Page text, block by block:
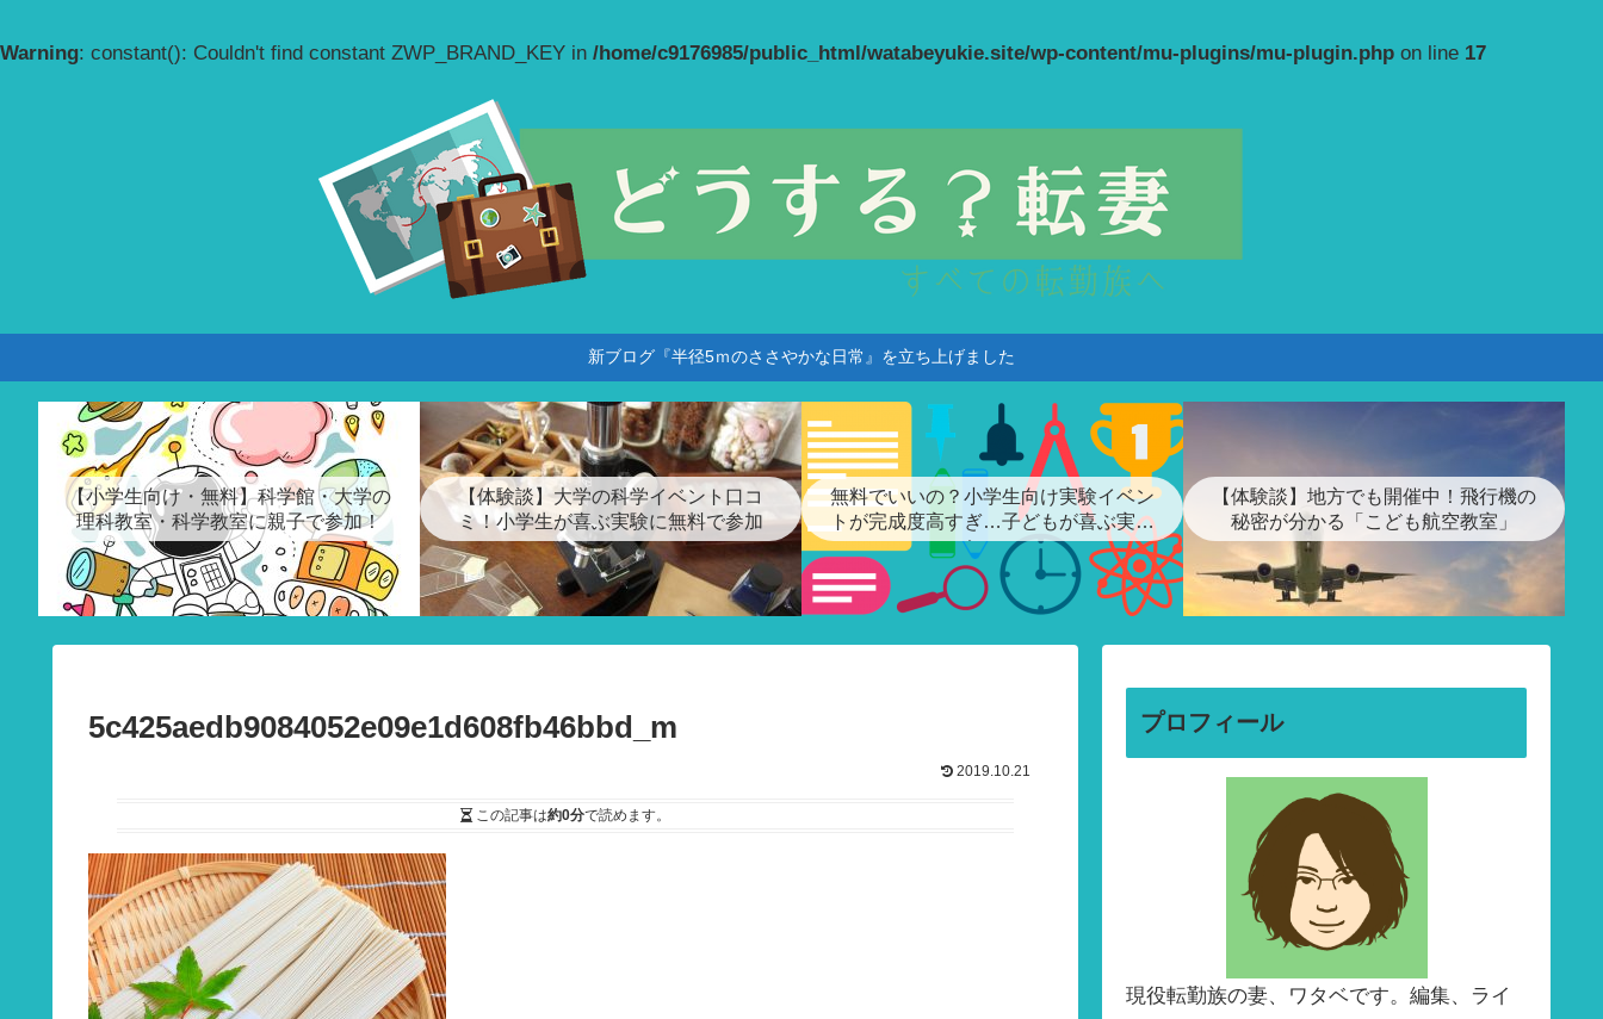
Warning: constant(): Couldn't find constant ZWP_BRAND_KEY in /home/c9176985/public_html/watabeyukie.site/wp-content/mu-plugins/mu-plugin.php on line 17
新ブログ『半径5ｍのささやかな日常』を立ち上げました
【小学生向け・無料】科学館・大学の
理科教室・科学教室に親子で参加！
【体験談】大学の科学イベント口コ
ミ！小学生が喜ぶ実験に無料で参加
無料でいいの？小学生向け実験イベン
トが完成度高すぎ…子どもが喜ぶ実験
ショー
【体験談】地方でも開催中！飛行機の
秘密が分かる「こども航空教室」
5c425aedb9084052e09e1d608fb46bbd_m
2019.10.21
この記事は約0分で読めます。
プロフィール
現役転勤族の妻、ワタベです。編集、ライ